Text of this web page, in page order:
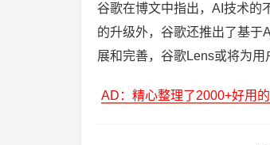
谷歌在博文中指出，AI技术的
的升级外，谷歌还推出了基于
展和完善，谷歌Lens或将为用
AD：精心整理了2000+好用